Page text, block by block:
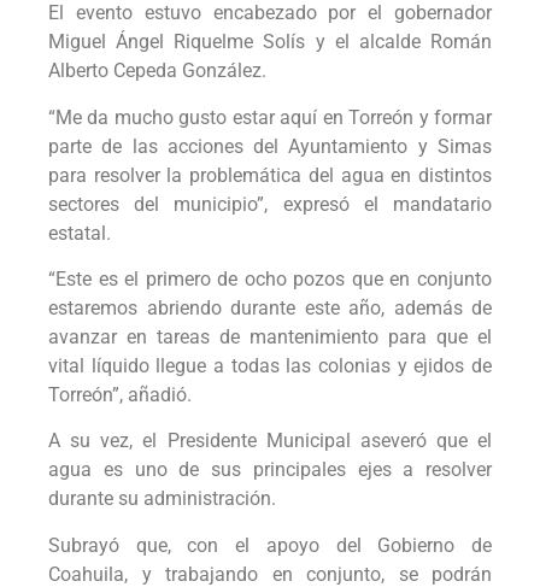
El evento estuvo encabezado por el gobernador
Miguel Ángel Riquelme Solís y el alcalde Román
Alberto Cepeda González.
“Me da mucho gusto estar aquí en Torreón y formar
parte de las acciones del Ayuntamiento y Simas
para resolver la problemática del agua en distintos
sectores del municipio”, expresó el mandatario
estatal.
“Este es el primero de ocho pozos que en conjunto
estaremos abriendo durante este año, además de
avanzar en tareas de mantenimiento para que el
vital líquido llegue a todas las colonias y ejidos de
Torreón”, añadió.
A su vez, el Presidente Municipal aseveró que el
agua es uno de sus principales ejes a resolver
durante su administración.
Subrayó que, con el apoyo del Gobierno de
Coahuila, y trabajando en conjunto, se podrán